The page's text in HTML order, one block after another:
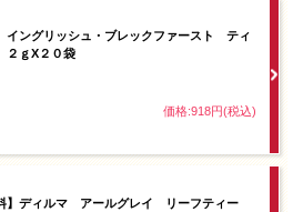
ングリッシュ・ブレックファースト ティ
２ｇX２０袋
価格:918円(税込)
料】ディルマ アールグレイ リーフティー